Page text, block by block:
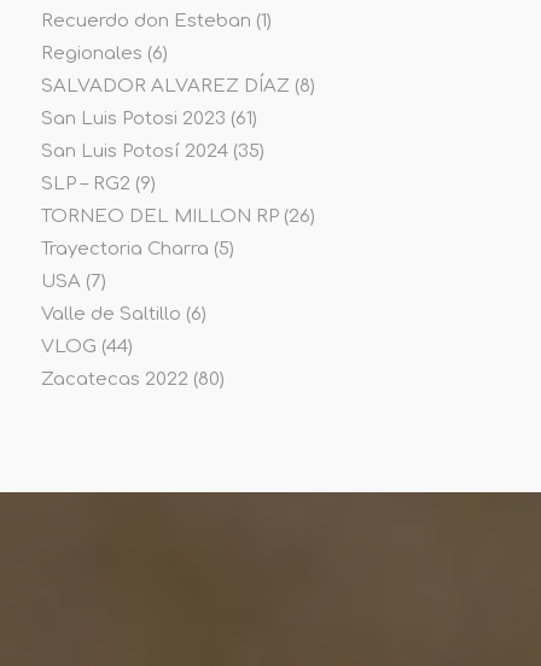
Recuerdo don Esteban (1)
Regionales (6)
SALVADOR ALVAREZ DÍAZ (8)
San Luis Potosi 2023 (61)
San Luis Potosí 2024(35)
SLP – RG2 (9)
TORNEO DEL MILLON RP(26)
Trayectoria Charra (5)
USA(7)
Valle de Saltillo (6)
VLOG (44)
Zacatecas 2022 (80)